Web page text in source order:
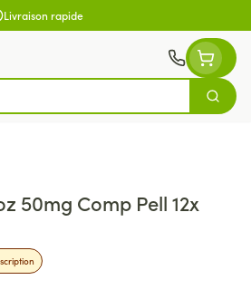
Livraison rapide
50mg Comp Pell 12x